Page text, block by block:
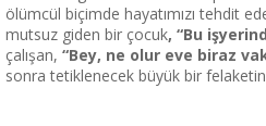
ölümcül biçimde hayatımızı tehdit
mutsuz giden bir çocuk, “Bu
çalışan, “Bey, ne olur eve biraz
sonra tetiklenecek büyük bir